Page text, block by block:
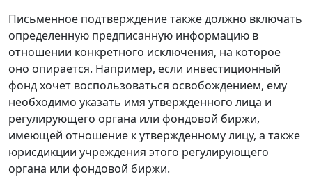
Письменное подтверждение также должно включать
определенную предписанную информацию в
отношении конкретного исключения, на которое
оно опирается. Например, если инвестиционный
фонд хочет воспользоваться освобождением, ему
необходимо указать имя утвержденного лица и
регулирующего органа или фондовой биржи,
имеющей отношение к утвержденному лицу, а также
юрисдикции учреждения этого регулирующего
органа или фондовой биржи.